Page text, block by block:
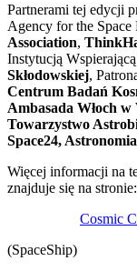
Partnerami tej edycji
Agency for the Space
Association,
Instytucją
Skłodowskiej,
Centrum Badań
Ambasada Włoch
Towarzystwo
Space24,
Więcej informacji na
znajduje się na stronie:
Cosmic
(SpaceShip)